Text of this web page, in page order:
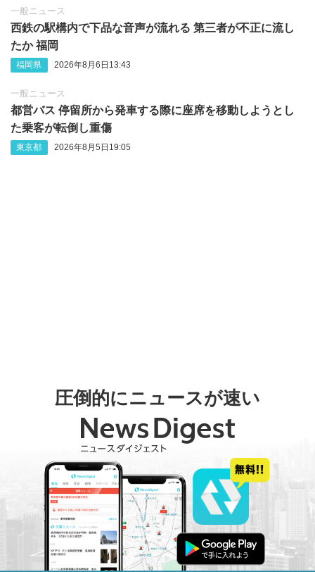
一般ニュース
西鉄の駅構内で下品な音声が流れる 第三者が不正に流し
たか 福岡
福岡県 2026年8月6日13:43
一般ニュース
都営バス 停留所から発車する際に座席を移動しようとし
た乗客が転倒し重傷
東京都 2026年8月5日19:05
圧倒的にニュースが速い